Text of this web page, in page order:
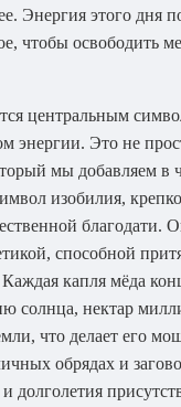
Энергия этого дня
чтобы освободить
центральным
энергии. Это не
мы добавляем в
изобилия,
благодати.
способной
капля мёда
солнца, нектар
что делает его
обрядах и
долголетия